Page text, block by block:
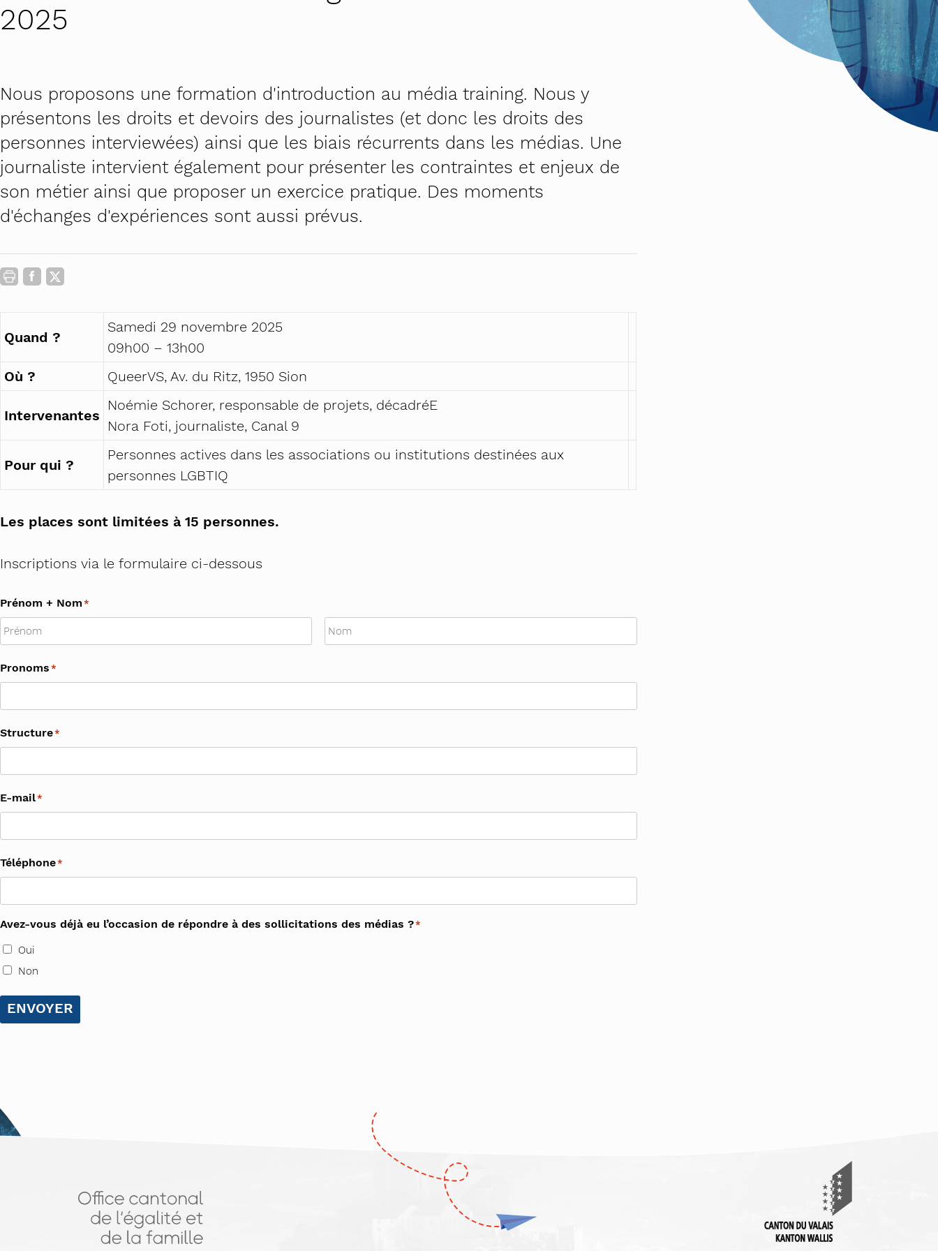
Contact
Petite enfance : ancrer des pratiques égalitaires au quotidien
Lourdingue.ch – première campagne cantonale contre le harcèlement dans l’espace public
Théâtre-forum Osez tous les métiers
Campus égalité – auto-formation pour le personnel enseignant
Commissions administratives – inscription
2025
Nous proposons une formation d'introduction au média training. Nous y
présentons les droits et devoirs des journalistes (et donc les droits des
personnes interviewées) ainsi que les biais récurrents dans les médias. Une
journaliste intervient également pour présenter les contraintes et enjeux de
son métier ainsi que proposer un exercice pratique. Des moments
d'échanges d'expériences sont aussi prévus.
Quand ?
Samedi 29 novembre 2025
09h00 – 13h00
Où ?
QueerVS, Av. du Ritz, 1950 Sion
Intervenantes
Noémie Schorer, responsable de projets, décadréE
Nora Foti, journaliste, Canal 9
Pour qui ?
Personnes actives dans les associations ou institutions destinées aux
personnes LGBTIQ
Les places sont limitées à 15 personnes.
Inscriptions via le formulaire ci-dessous
Prénom + Nom *
Pronoms *
Structure*
E-mail*
Téléphone*
Avez-vous déjà eu l’occasion de répondre à des sollicitations des médias ?*
Oui
Non
ENVOYER